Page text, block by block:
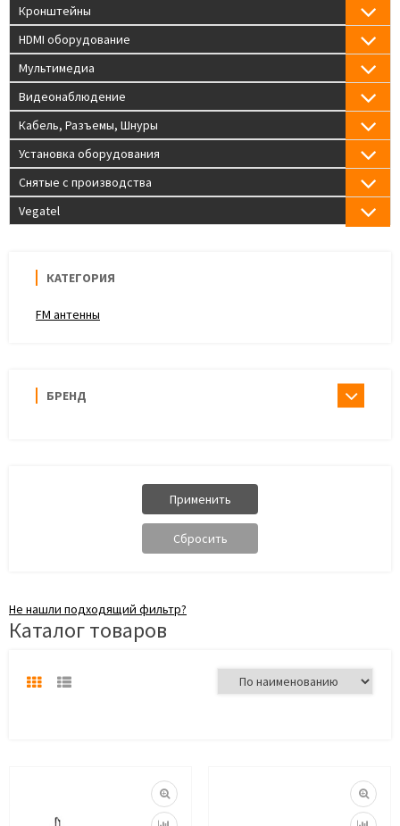
Кронштейны
HDMI оборудование
Мультимедиа
Видеонаблюдение
Кабель, Разъемы, Шнуры
Установка оборудования
Снятые с производства
Vegatel
КАТЕГОРИЯ
FM антенны
БРЕНД
Не нашли подходящий фильтр?
Каталог товаров